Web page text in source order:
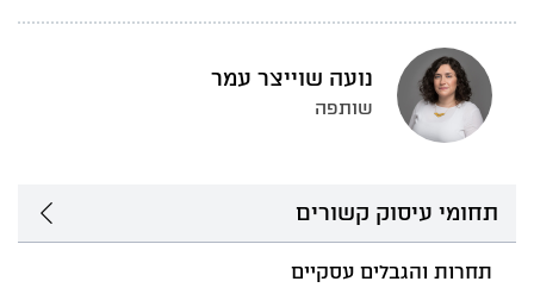
נועה שוייצר עמר
שותפה
תחומי עיסוק קשורים
תחרות והגבלים עסקיים